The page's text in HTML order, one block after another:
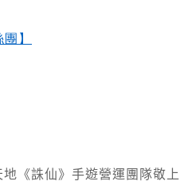
】
地《誅仙》手遊營運團隊敬上